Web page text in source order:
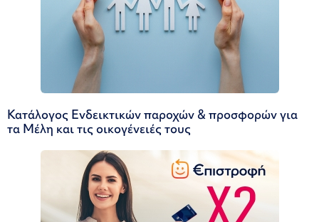
Κατάλογος Ενδεικτικών παροχών & προσφορών για
τα Μέλη και τις οικογένειές τους